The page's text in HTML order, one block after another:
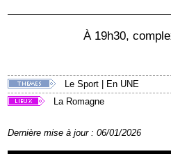
À 19h30,
Le Sport
En UNE
La Romagne
Dernière mise à jour : 06/01/2026